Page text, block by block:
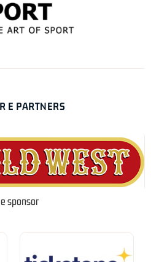
E PARTNERS
sponsor